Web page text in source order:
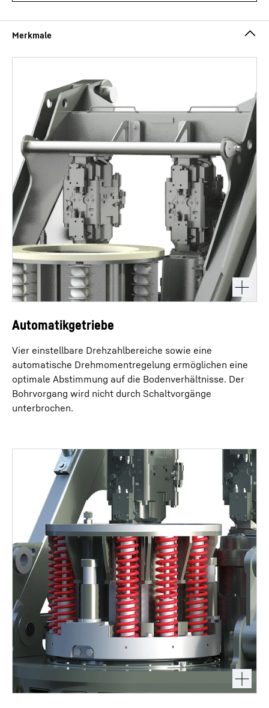
Automatikgetriebe
Vier einstellbare Drehzahlbereiche sowie eine
automatische Drehmomentregelung ermöglichen eine
optimale Abstimmung auf die Bodenverhältnisse. Der
Bohrvorgang wird nicht durch Schaltvorgänge
unterbrochen.